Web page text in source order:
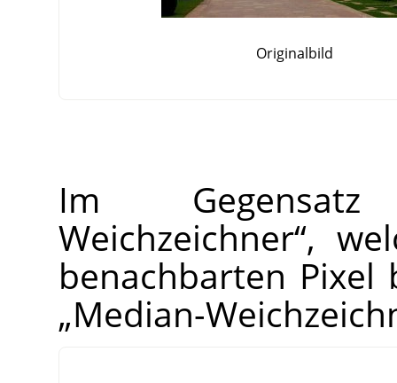
Originalbild
Im
Weichzeichner“,
benachbarten
„Median-